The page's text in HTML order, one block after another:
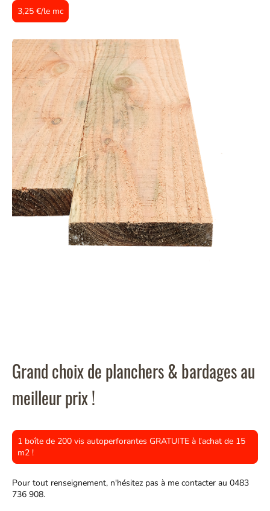
3,25 €/le mc
Grand choix de planchers & bardages au
meilleur prix !
1 boîte de 200 vis autoperforantes GRATUITE à l'achat de 15
m2 !
Pour tout renseignement, n'hésitez pas à me contacter au 0483
736 908.